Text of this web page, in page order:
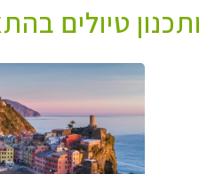
ותכנון טיולים